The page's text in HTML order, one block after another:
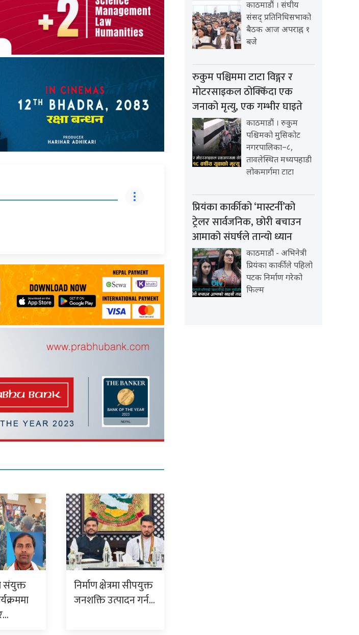
संयुक्त
निर्माण क्षेत्रमा सीपयुक्त
जनशक्ति उत्पादन गर्न…
काठमाडौं । संघीय
संसद् प्रतिनिधिसभाको
बैठक आज अपराह्न १
बजे
रुकुम पश्चिममा टाटा विङ्गर र
मोटरसाइकल ठोक्किँदा एक
जनाको मृत्यु, एक गम्भीर घाइते
काठमाडौं । रुकुम
पश्चिमको मुसिकोट
नगरपालिका–८,
तावलेस्थित मध्यपहाडी
लोकमार्गमा टाटा
प्रियंका कार्कीको ‘मास्टर्नी’को
ट्रेलर सार्वजनिक, छोरी बचाउन
आमाको संघर्षले तान्यो ध्यान
काठमाडौं - अभिनेत्री
प्रियंका कार्कीले पहिलो
पटक निर्माण गरेको
फिल्म